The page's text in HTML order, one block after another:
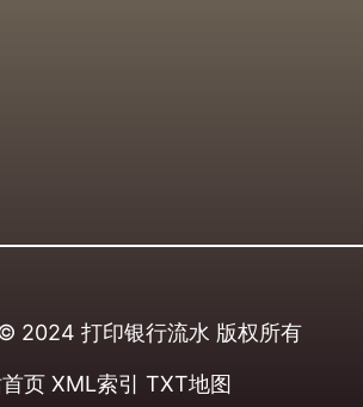
2024 打印银行流水 版权所有
页 XML索引 TXT地图